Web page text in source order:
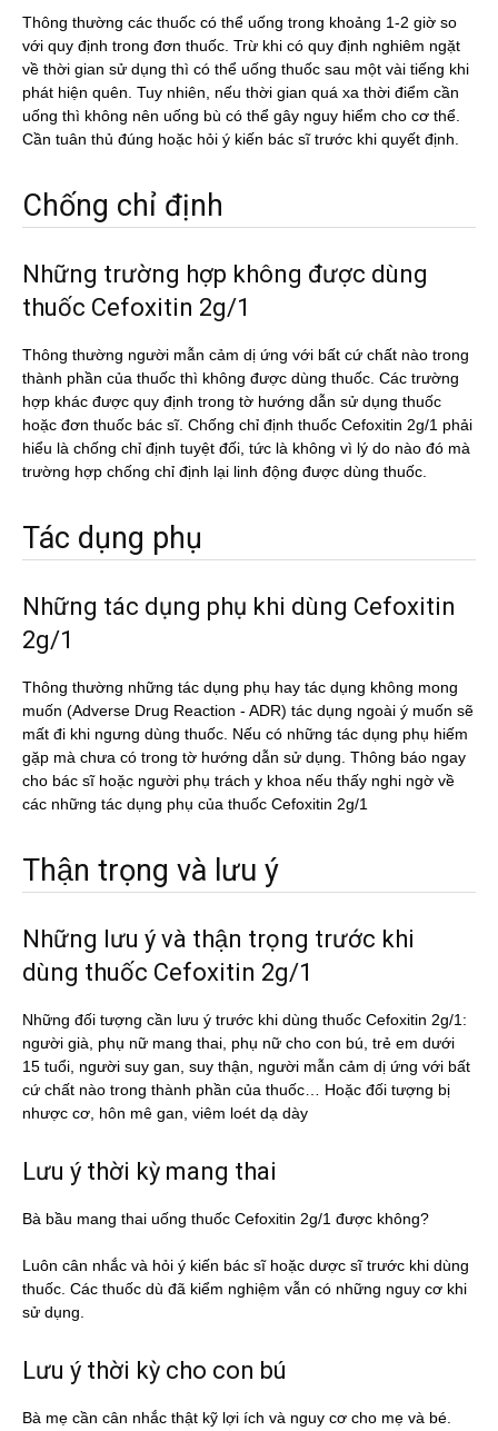
Thông thường các thuốc có thể uống trong khoảng 1-2 giờ so
với quy định trong đơn thuốc. Trừ khi có quy định nghiêm ngặt
về thời gian sử dụng thì có thể uống thuốc sau một vài tiếng khi
phát hiện quên. Tuy nhiên, nếu thời gian quá xa thời điểm cần
uống thì không nên uống bù có thể gây nguy hiểm cho cơ thể.
Cần tuân thủ đúng hoặc hỏi ý kiến bác sĩ trước khi quyết định.
Chống chỉ định
Những trường hợp không được dùng
thuốc Cefoxitin 2g/1
Thông thường người mẫn cảm dị ứng với bất cứ chất nào trong
thành phần của thuốc thì không được dùng thuốc. Các trường
hợp khác được quy định trong tờ hướng dẫn sử dụng thuốc
hoặc đơn thuốc bác sĩ. Chống chỉ định thuốc Cefoxitin 2g/1 phải
hiểu là chống chỉ định tuyệt đối, tức là không vì lý do nào đó mà
trường hợp chống chỉ định lại linh động được dùng thuốc.
Tác dụng phụ
Những tác dụng phụ khi dùng Cefoxitin
2g/1
Thông thường những tác dụng phụ hay tác dụng không mong
muốn (Adverse Drug Reaction - ADR) tác dụng ngoài ý muốn sẽ
mất đi khi ngưng dùng thuốc. Nếu có những tác dụng phụ hiếm
gặp mà chưa có trong tờ hướng dẫn sử dụng. Thông báo ngay
cho bác sĩ hoặc người phụ trách y khoa nếu thấy nghi ngờ về
các những tác dụng phụ của thuốc Cefoxitin 2g/1
Thận trọng và lưu ý
Những lưu ý và thận trọng trước khi
dùng thuốc Cefoxitin 2g/1
Những đối tượng cần lưu ý trước khi dùng thuốc Cefoxitin 2g/1:
người già, phụ nữ mang thai, phụ nữ cho con bú, trẻ em dưới
15 tuổi, người suy gan, suy thận, người mẫn cảm dị ứng với bất
cứ chất nào trong thành phần của thuốc… Hoặc đối tượng bị
nhược cơ, hôn mê gan, viêm loét dạ dày
Lưu ý thời kỳ mang thai
Bà bầu mang thai uống thuốc Cefoxitin 2g/1 được không?
Luôn cân nhắc và hỏi ý kiến bác sĩ hoặc dược sĩ trước khi dùng
thuốc. Các thuốc dù đã kiểm nghiệm vẫn có những nguy cơ khi
sử dụng.
Lưu ý thời kỳ cho con bú
Bà mẹ cần cân nhắc thật kỹ lợi ích và nguy cơ cho mẹ và bé.